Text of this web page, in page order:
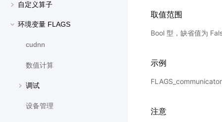
自定义算子
环境变量 FLAGS
cudnn
数值计算
调试
设备管理
取值范围
Bool 型，缺省值为
示例
注意